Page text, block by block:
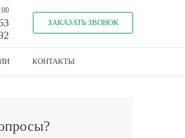
ЗАКАЗАТЬ ЗВОНОК
КОНТАКТЫ